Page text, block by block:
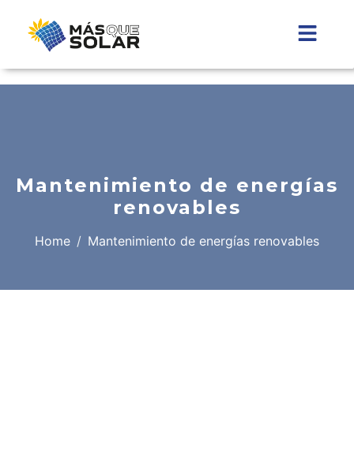
Mantenimiento de energías
renovables
Home Mantenimiento de energías renovables